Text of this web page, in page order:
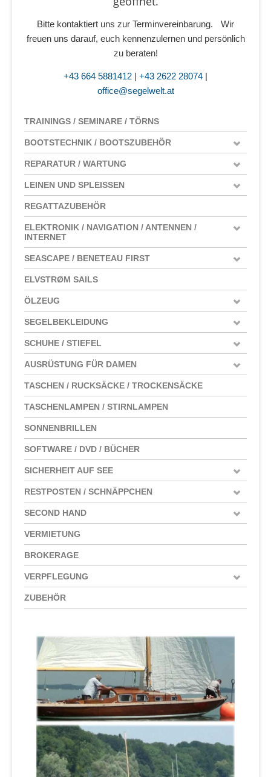
Bitte kontaktiert uns zur Terminvereinbarung. Wir
freuen uns darauf, euch kennenzulernen und persönlich
zu beraten!
+43 664 5881412 | +43 2622 28074 |
office@segelwelt.at
TRAININGS / SEMINARE / TÖRNS
BOOTSTECHNIK / BOOTSZUBEHÖR
REPARATUR / WARTUNG
LEINEN UND SPLEISSEN
REGATTAZUBEHÖR
ELEKTRONIK / NAVIGATION / ANTENNEN /
INTERNET
SEASCAPE / BENETEAU FIRST
ELVSTRØM SAILS
ÖLZEUG
SEGELBEKLEIDUNG
SCHUHE / STIEFEL
AUSRÜSTUNG FÜR DAMEN
TASCHEN / RUCKSÄCKE / TROCKENSÄCKE
TASCHENLAMPEN / STIRNLAMPEN
SONNENBRILLEN
SOFTWARE / DVD / BÜCHER
SICHERHEIT AUF SEE
RESTPOSTEN / SCHNÄPPCHEN
SECOND HAND
VERMIETUNG
BROKERAGE
VERPFLEGUNG
ZUBEHÖR